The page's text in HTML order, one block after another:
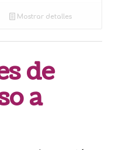
Mostrar detalles
de
a